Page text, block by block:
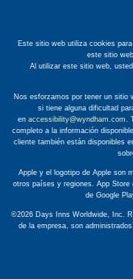
Este sitio web utiliza cookies
este sitio
Al utilizar este sitio web,
Nos esforzamos por tener un sitio
si tiene alguna dificultad
en accessibility@wyndham.com.
completo a la información
cliente también están disponibles
Apple y el logotipo de Apple son
otros países y regiones. App Store
de Google
©2026 Days Inns Worldwide, Inc.
de la empresa, son